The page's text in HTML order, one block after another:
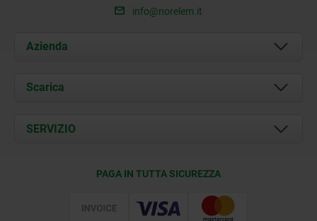
info@norelem.it
Azienda
Chi siamo
Contatti
Scarica
Documents
SERVIZIO
PAGA IN TUTTA SICUREZZA